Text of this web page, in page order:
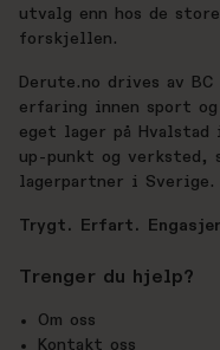
utvalg enn hos de
forskjellen.
Derute.no drives av
erfaring innen sport
eget lager på
up-punkt og verksted,
lagerpartner i Sverige.
Trygt. Erfart.
Trenger du hjelp?
Om oss
Kontakt oss